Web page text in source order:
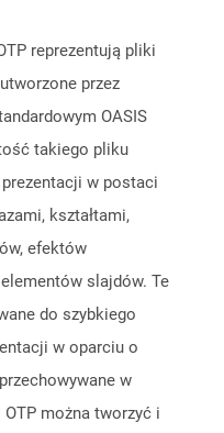
reprezentują pliki
przez
OASIS
takiego pliku
w postaci
kształtami,
efektów
slajdów. Te
do szybkiego
w oparciu o
w
można tworzyć i